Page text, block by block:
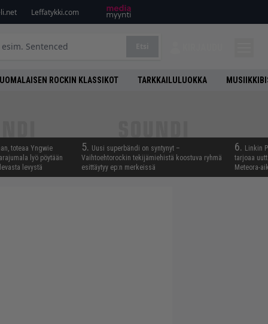
Leffatykki.com
ROCKIN KLASSIKOT TARKKAILULUOKKA
toteaa Yngwie
lyö pöytään
levystä
5. Uusi superbändi on syntynyt –
Vaihtoehtorockin tekijämiehistä koostuva ryhmä
esittäytyy ep:n merkeissä
6. Linkin
tarjoaa
Meteora-